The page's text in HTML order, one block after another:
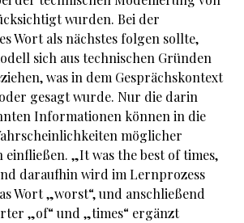
wurden. Bei der
Wort als nächstes folgen sollte,
sich aus technischen Gründen
was in dem Gesprächskontext
gesagt wurde. Nur die darin
Informationen können in die
möglicher
„It was the best of times,
daraufhin wird im Lernprozess
Wort „worst“, und anschließend
„of“ und „times“ ergänzt